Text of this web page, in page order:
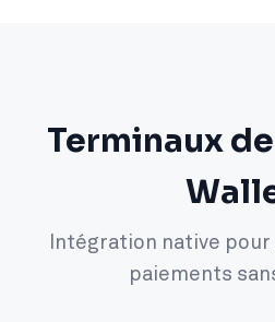
Terminaux
Intégration native
paiements